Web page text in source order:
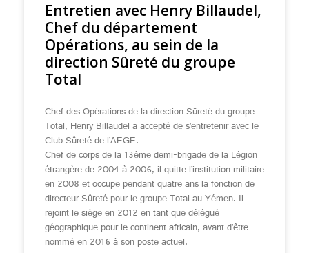
Entretien avec Henry Billaudel,
Chef du département
Opérations, au sein de la
direction Sûreté du groupe
Total
Chef des Opérations de la direction Sûreté du groupe
Total, Henry Billaudel a accepté de s’entretenir avec le
Club Sûreté de l’AEGE.
Chef de corps de la 13ème demi-brigade de la Légion
étrangère de 2004 à 2006, il quitte l’institution militaire
en 2008 et occupe pendant quatre ans la fonction de
directeur Sûreté pour le groupe Total au Yémen. Il
rejoint le siège en 2012 en tant que délégué
géographique pour le continent africain, avant d’être
nommé en 2016 à son poste actuel.